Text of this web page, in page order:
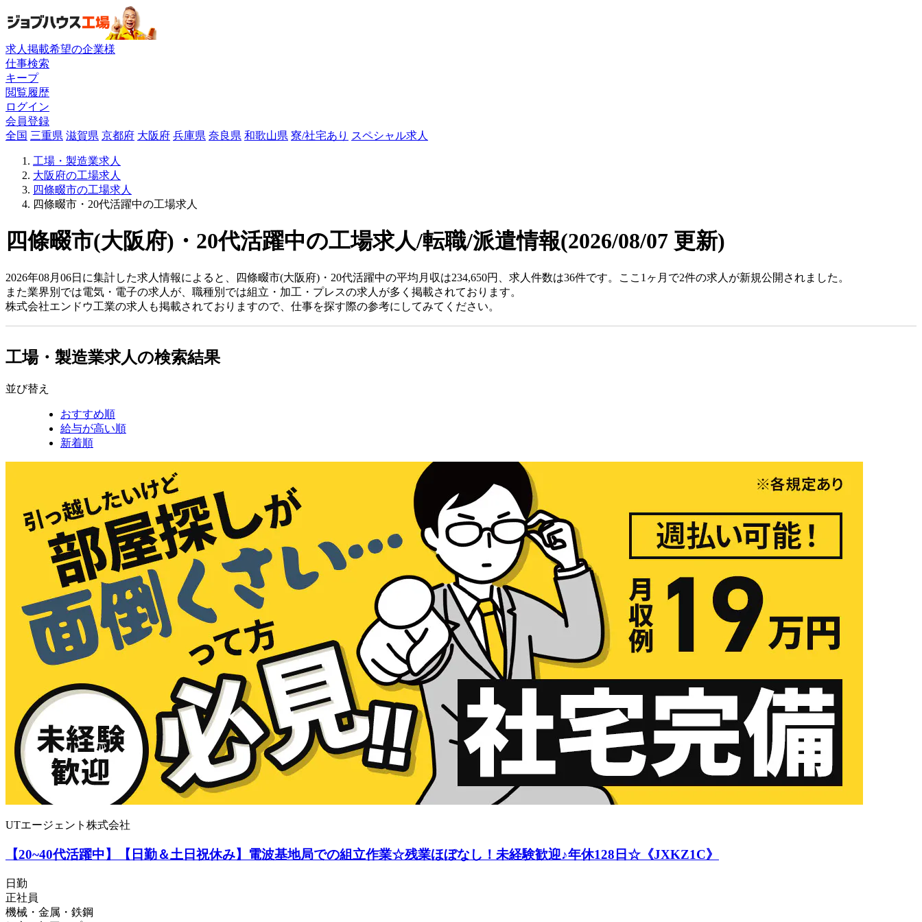
求人掲載希望の企業様
仕事検索
キープ
閲覧履歴
ログイン
会員登録
全国 三重県 滋賀県 京都府 大阪府 兵庫県 奈良県 和歌山県 寮/社宅あり スペシャル求人
工場・製造業求人
大阪府の工場求人
四條畷市の工場求人
四條畷市・20代活躍中の工場求人
四條畷市(大阪府)・20代活躍中の工場求人/転職/派遣情報(2026/08/07 更新)
2026年08月06日に集計した求人情報によると、四條畷市(大阪府)・20代活躍中の平均月収は234,650円、求人件数は36件です。ここ1ヶ月で2件の求人が新規公開されました。
また業界別では電気・電子の求人が、職種別では組立・加工・プレスの求人が多く掲載されております。
株式会社エンドウ工業の求人も掲載されておりますので、仕事を探す際の参考にしてみてください。
工場・製造業求人の検索結果
並び替え
おすすめ順
給与が高い順
新着順
UTエージェント株式会社
【20~40代活躍中】【日勤＆土日祝休み】電波基地局での組立作業☆残業ほぼなし！未経験歓迎♪年休128日☆《JXKZ1C》
日勤
正社員
機械・金属・鉄鋼